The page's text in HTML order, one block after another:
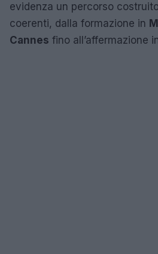
evidenza un percorso
coerenti, dalla formazione in
Cannes fino all’affermazione